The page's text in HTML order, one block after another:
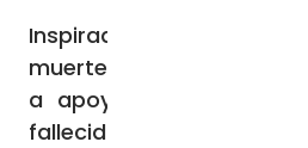
Inspirada por esa
muerte de su marido,
a apoyar a las familias
fallecidos, sin distinción